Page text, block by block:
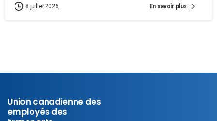
8 juillet 2026 En savoir plus
Union canadienne des
employés des